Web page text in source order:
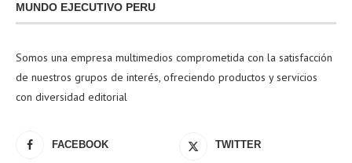
MUNDO EJECUTIVO PERU
Somos una empresa multimedios comprometida con la satisfacción
de nuestros grupos de interés, ofreciendo productos y servicios
con diversidad editorial
FACEBOOK TWITTER